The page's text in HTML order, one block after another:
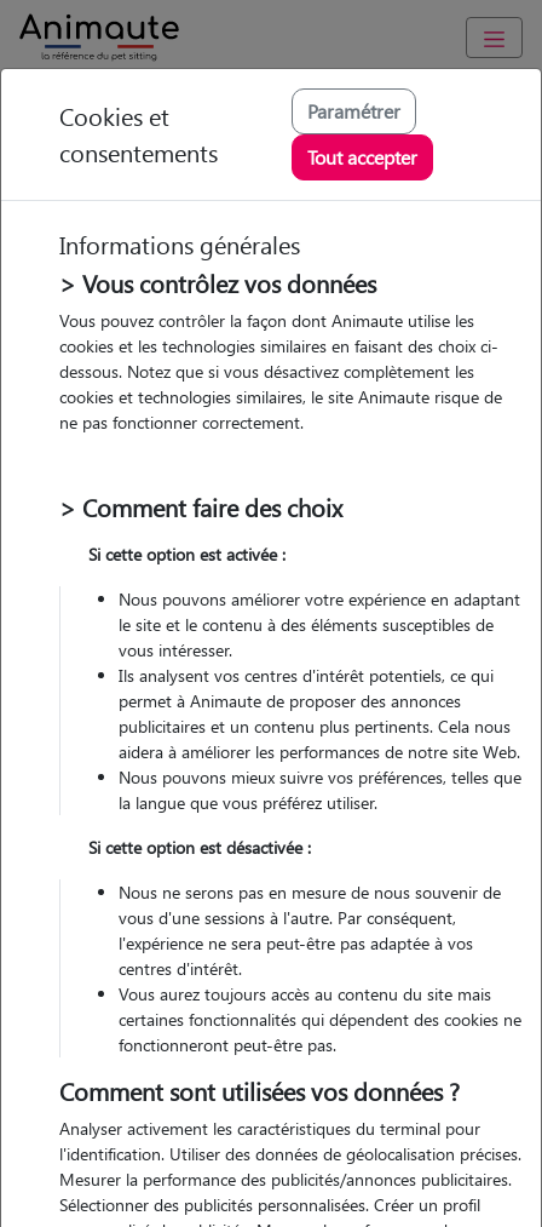
Animaute Centre-Val-de-Loire Indre-et-Loire/Tours
Maëva - Petsitter à
Tours
• 29 ans
Promenades
Pas d'animaux
Contacter
L'envoi d'une demande est sans engagement
Motivation
Ayant du temps libre, j'aimerai le rentabiliser en faisant une chose
que j'apprécie particulièrement : rendre service et m'occuper
d'animaux. L'expression "lier l'utile à l'agréable" s'applique
parfaitement ici. Ayant moi même des animaux je comprend
parfaitement la complexité quant à la gardes de nous petits protégés.
Je serai donc à l'écoute non seulement des besoins de l'animal mais
aussi des attentes de son propriétaire.
Expérience
Cookies et
consentements
Paramétrer
Tout accepter
Informations générales
> Vous contrôlez vos données
Vous pouvez contrôler la façon dont Animaute utilise les
cookies et les technologies similaires en faisant des choix ci-
dessous. Notez que si vous désactivez complètement les
cookies et technologies similaires, le site Animaute risque de
ne pas fonctionner correctement.
> Comment faire des choix
Si cette option est activée :
Nous pouvons améliorer votre expérience en adaptant
le site et le contenu à des éléments susceptibles de
vous intéresser.
Ils analysent vos centres d'intérêt potentiels, ce qui
permet à Animaute de proposer des annonces
publicitaires et un contenu plus pertinents. Cela nous
aidera à améliorer les performances de notre site Web.
Nous pouvons mieux suivre vos préférences, telles que
la langue que vous préférez utiliser.
Si cette option est désactivée :
Nous ne serons pas en mesure de nous souvenir de
vous d'une sessions à l'autre. Par conséquent,
l'expérience ne sera peut-être pas adaptée à vos
centres d'intérêt.
Vous aurez toujours accès au contenu du site mais
certaines fonctionnalités qui dépendent des cookies ne
fonctionneront peut-être pas.
Comment sont utilisées vos données ?
Analyser activement les caractéristiques du terminal pour
l'identification. Utiliser des données de géolocalisation précises.
Mesurer la performance des publicités/annonces publicitaires.
Sélectionner des publicités personnalisées. Créer un profil